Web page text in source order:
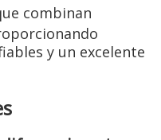
combinan
y un excelente